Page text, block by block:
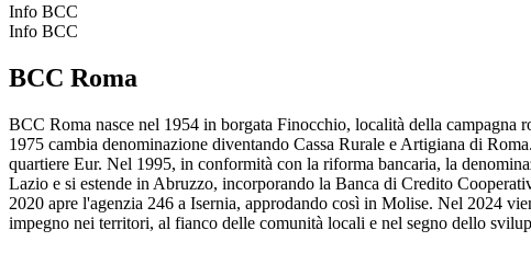
Info BCC
Info BCC
BCC Roma
BCC Roma nasce nel 1954 in borgata Finocchio, località della
1975 cambia denominazione diventando Cassa Rurale e Artigiana di
quartiere Eur. Nel 1995, in conformità con la riforma bancaria, la
Lazio e si estende in Abruzzo, incorporando la Banca di Credito
2020 apre l'agenzia 246 a Isernia, approdando così in Molise. Nel 2024
impegno nei territori, al fianco delle comunità locali e nel segno dello